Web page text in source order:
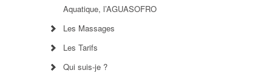
Aquatique, l’AGUASOFRO
Les Massages
Les Tarifs
Qui suis-je ?